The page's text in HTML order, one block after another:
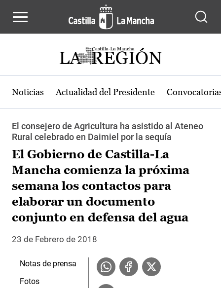
Noticias Actualidad del Presidente
El consejero de Agricultura ha asistido al Ateneo
Rural celebrado en Daimiel por la sequía
El Gobierno de Castilla-La
Mancha comienza la próxima
semana los contactos para
elaborar un documento
conjunto en defensa del agua
23 de Febrero de 2018
Notas de prensa
Fotos